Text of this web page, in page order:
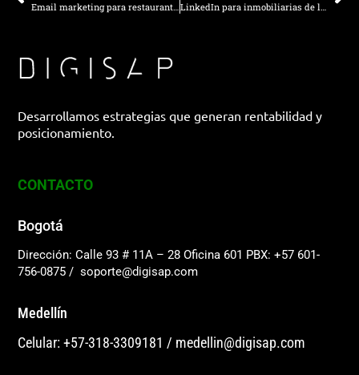
Email marketing para restaurantes: cómo llenar mesas cada semana LinkedIn para inmobiliarias de lujo e inversionistas
Desarrollamos estrategias que generan rentabilidad y
posicionamiento.
CONTACTO
Bogotá
Dirección: Calle 93 # 11A – 28 Oficina 601 PBX: +57 601-
756-0875 / soporte@digisap.com
Medellín
Celular: +57-318-3309181 / medellin@digisap.com